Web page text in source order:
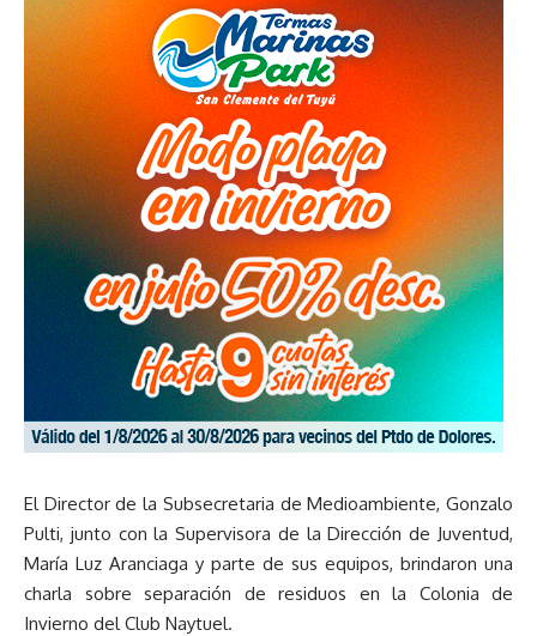
El Director de la Subsecretaria de Medioambiente, Gonzalo
Pulti, junto con la Supervisora de la Dirección de Juventud,
María Luz Aranciaga y parte de sus equipos, brindaron una
charla sobre separación de residuos en la Colonia de
Invierno del Club Naytuel.